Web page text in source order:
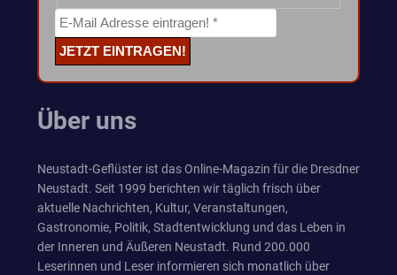
Über uns
Neustadt-Geflüster ist das Online-Magazin für die Dresdner
Neustadt. Seit 1999 berichten wir täglich frisch über
aktuelle Nachrichten, Kultur, Veranstaltungen,
Gastronomie, Politik, Stadtentwicklung und das Leben in
der Inneren und Äußeren Neustadt. Rund 200.000
Leserinnen und Leser informieren sich monatlich über